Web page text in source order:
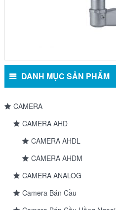
DANH MỤC SẢN PHẨM
CAMERA
CAMERA AHD
CAMERA AHDL
CAMERA AHDM
CAMERA ANALOG
Camera Bán Cầu